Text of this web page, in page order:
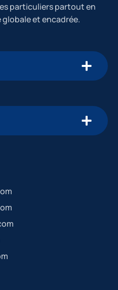
particuliers partout en
globale et encadrée.